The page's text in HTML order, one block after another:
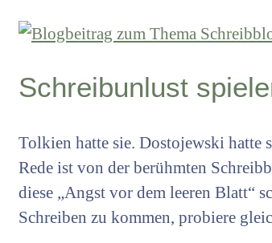
Schreibunlust
Tolkien hatte sie. Dostojewski hatte
Rede ist von der berühmten
diese „Angst vor dem leeren Blatt“
Schreiben zu kommen, probiere